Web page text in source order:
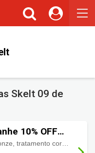
tivermos cupons ou
permitir
Skelt 09 de
10% OFF
cupom